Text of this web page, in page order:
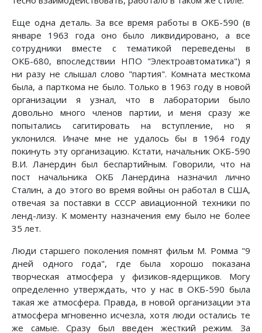
Еще одна деталь. За все время работы в ОКБ-590 (в
январе 1963 года оно было ликвидировано, а все
сотрудники вместе с тематикой переведены в
ОКБ-680, впоследствии НПО "Электроавтоматика") я
ни разу не слышал слово "партия". Комната месткома
была, а парткома не было. Только в 1963 году в новой
организации я узнал, что в лаборатории было
довольно много членов партии, и меня сразу же
попытались сагитировать на вступление, но я
уклонился. Иначе мне не удалось бы в 1964 году
покинуть эту организацию. Кстати, начальник ОКБ-590
В.И. Ланердин был беспартийным. Говорили, что на
пост начальника ОКБ Ланердина назначил лично
Сталин, а до этого во время войны он работал в США,
отвечая за поставки в СССР авиационной техники по
ленд-лизу. К моменту назначения ему было не более
35 лет.
Люди старшего поколения помнят фильм М. Ромма "9
дней одного года", где была хорошо показана
творческая атмосфера у физиков-ядерщиков. Могу
определенно утверждать, что у нас в ОКБ-590 была
такая же атмосфера. Правда, в новой организации эта
атмосфера мгновенно исчезла, хотя люди остались те
же самые. Сразу был введен жесткий режим. За